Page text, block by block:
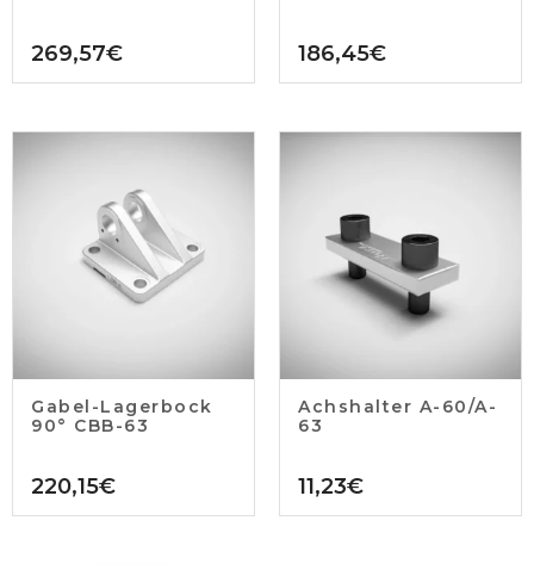
269,57€ 186,45€
Gabel-Lagerbock
90° CBB-63
220,15€
Achshalter A-60/A-
63
11,23€